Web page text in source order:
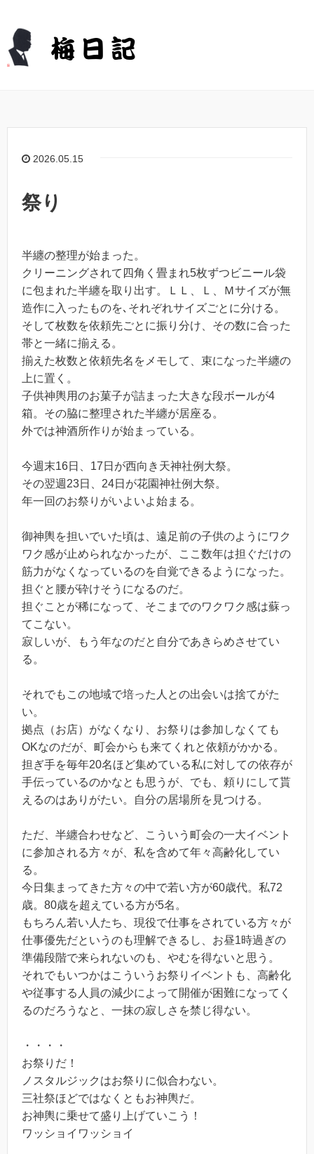
2026.05.15
祭り
半纏の整理が始まった。
クリーニングされて四角く畳まれ5枚ずつビニール袋
に包まれた半纏を取り出す。ＬＬ、Ｌ、Ｍサイズが無
造作に入ったものを､それぞれサイズごとに分ける。
そして枚数を依頼先ごとに振り分け、その数に合った
帯と一緒に揃える。
揃えた枚数と依頼先名をメモして、束になった半纏の
上に置く。
子供神輿用のお菓子が詰まった大きな段ボールが4
箱。その脇に整理された半纏が居座る。
外では神酒所作りが始まっている。
今週末16日、17日が西向き天神社例大祭。
その翌週23日、24日が花園神社例大祭。
年一回のお祭りがいよいよ始まる。
御神輿を担いでいた頃は、遠足前の子供のようにワク
ワク感が止められなかったが、ここ数年は担ぐだけの
筋力がなくなっているのを自覚できるようになった。
担ぐと腰が砕けそうになるのだ。
担ぐことが稀になって、そこまでのワクワク感は蘇っ
てこない。
寂しいが、もう年なのだと自分であきらめさせてい
る。
それでもこの地域で培った人との出会いは捨てがた
い。
拠点（お店）がなくなり、お祭りは参加しなくても
OKなのだが、町会からも来てくれと依頼がかかる。
担ぎ手を毎年20名ほど集めている私に対しての依存が
手伝っているのかなとも思うが、でも、頼りにして貰
えるのはありがたい。自分の居場所を見つける。
ただ、半纏合わせなど、こういう町会の一大イベント
に参加される方々が、私を含めて年々高齢化してい
る。
今日集まってきた方々の中で若い方が60歳代。私72
歳。80歳を超えている方が5名。
もちろん若い人たち、現役で仕事をされている方々が
仕事優先だというのも理解できるし、お昼1時過ぎの
準備段階で来られないのも、やむを得ないと思う。
それでもいつかはこういうお祭りイベントも、高齢化
や従事する人員の減少によって開催が困難になってく
るのだろうなと、一抹の寂しさを禁じ得ない。
・・・・
お祭りだ！
ノスタルジックはお祭りに似合わない。
三社祭ほどではなくともお神輿だ。
お神輿に乗せて盛り上げていこう！
ワッショイワッショイ